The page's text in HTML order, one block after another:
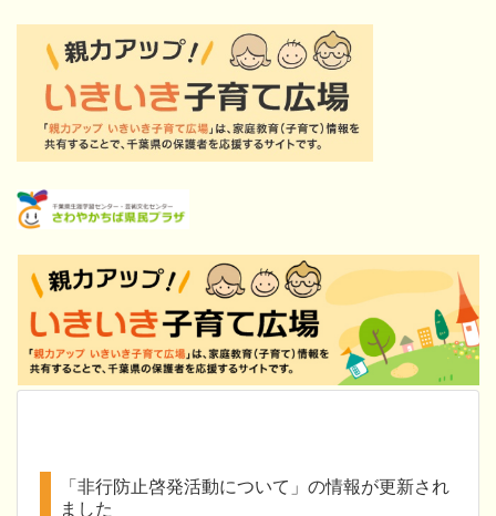
「非行防止啓発活動について」の情報が更新され
ました